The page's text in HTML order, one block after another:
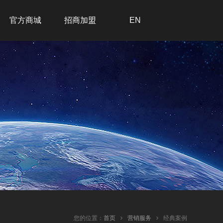
EN
招商加盟
联系我们
在线留言
加入我们
官方商城
您的位置： 首页 营销服务 经典案例